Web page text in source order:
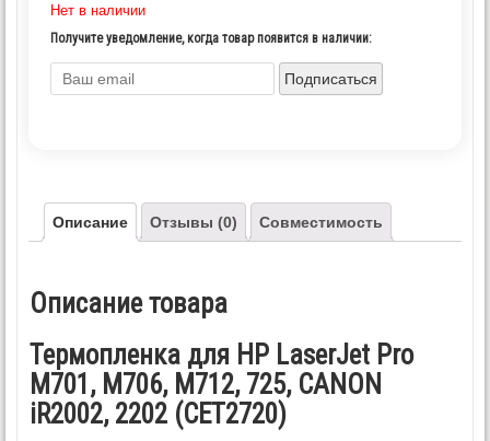
Нет в наличии
Получите уведомление, когда товар появится в наличии:
Подписаться
Описание Отзывы (0) Совместимость
Описание товара
Термопленка для HP LaserJet Pro
M701, M706, M712, 725, CANON
iR2002, 2202 (CET2720)